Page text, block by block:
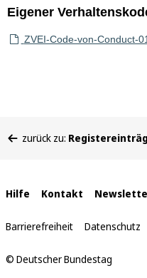
Eigener
ZVEI-Code-von-Conduct-
befinden
zurück zu:
Interne
Links
Hilfe Kontakt
Barrierefreiheit Datenschutz
© Deutscher Bundestag